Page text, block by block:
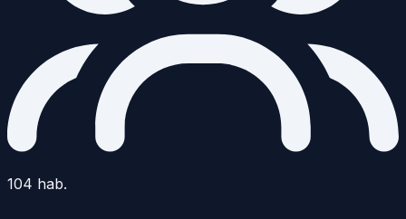
104 hab.